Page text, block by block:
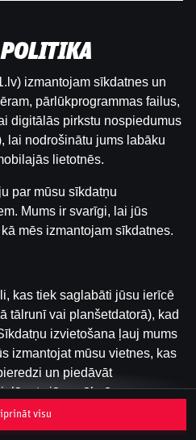
demo versija. Lūdzu,
ar īstu naudu.
izmantojam sīkdatnes un
pārlūkprogrammas failus,
digitālās pirkstu nospiedumus
lai nodrošinātu jums labāku
lietotnēs.
par mūsu sīkdatņu
Mums ir svarīgi, lai jūs
mēs izmantojam sīkdatnes.
kas tiek saglabāti jūsu ierīcē
tālrunī vai planšetdatorā), kad
izvietošana ļauj mums
izmantojat mūsu vietnes, kas
un piedāvāt
jūsu vēlmēm.
sauktas "sesijas sīkdatnes")
visu